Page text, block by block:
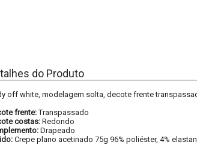
do Produto
off white, modelagem solta, decote frente
frente:Transpassado
costas:Redondo
Drapeado
Crepe plano acetinado 75g 96% poliéster, 4%